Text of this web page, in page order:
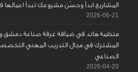
المشاريع ابدأ وحسّن مشروعك تبدأ اعمالها
2026-06-21
منظمة هاند في ضيافة غرفة صناعة دمشق
المشترك في مجال التدريب المهني
الصناعي
2026-04-20